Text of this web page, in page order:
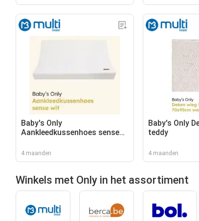
Baby's Only
Aankleedkussenhoes sense
4 maanden
Baby's Only
teddy
4 maanden
Winkels met Only in het assortiment